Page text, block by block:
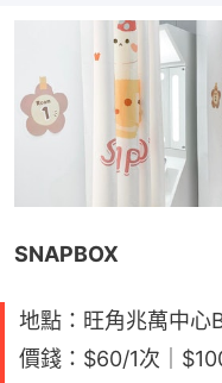
SNAPBOX
地點：旺角兆萬中心
價錢：$60/1次｜